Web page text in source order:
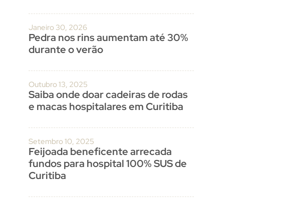
Janeiro 30, 2026
Pedra nos rins aumentam até 30%
durante o verão
Outubro 13, 2025
Saiba onde doar cadeiras de rodas
e macas hospitalares em Curitiba
Setembro 10, 2025
Feijoada beneficente arrecada
fundos para hospital 100% SUS de
Curitiba